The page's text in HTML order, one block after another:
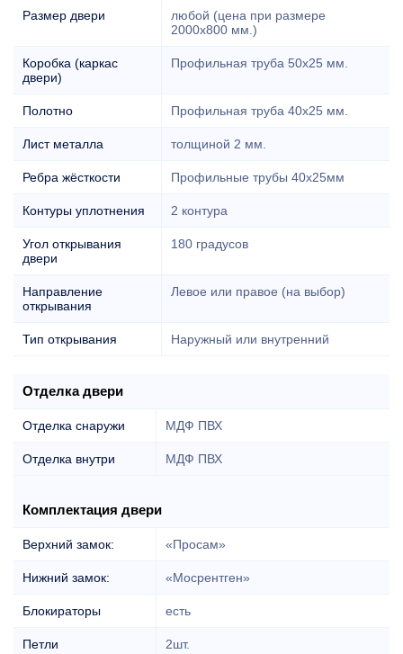
Размер двери
любой (цена при размере
2000x800 мм.)
Коробка (каркас
двери)
Профильная труба 50х25 мм.
Полотно Профильная труба 40х25 мм.
Лист металла толщиной 2 мм.
Ребра жёсткости Профильные трубы 40х25мм
Контуры уплотнения 2 контура
Угол открывания
двери
180 градусов
Направление
открывания
Левое или правое (на выбор)
Тип открывания Наружный или внутренний
Отделка двери
Отделка снаружи МДФ ПВХ
Отделка внутри МДФ ПВХ
Комплектация двери
Верхний замок: «Просам»
Нижний замок: «Мосрентген»
Блокираторы есть
Петли 2шт.